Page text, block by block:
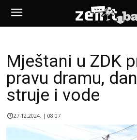
Mještani u ZDK
pravu dramu,
struje i vode
27.12.2024. | 08:07